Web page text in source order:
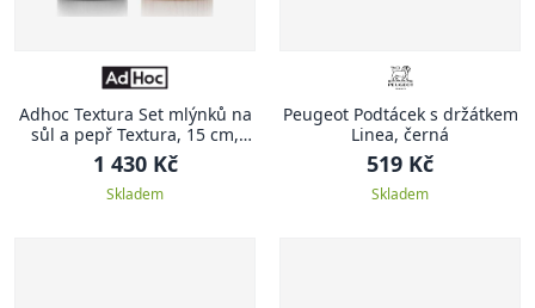
Adhoc Textura Set mlýnků na
sůl a pepř Textura, 15 cm,
jasan
1 430 Kč
Skladem
Peugeot Podtácek s držátkem
Linea, černá
519 Kč
Skladem